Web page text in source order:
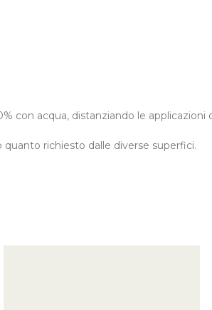
con acqua, distanziando le applicazioni
richiesto dalle diverse superfici.